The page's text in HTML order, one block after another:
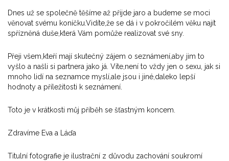
Dnes už se společně těšíme až přijde jaro a budeme se moci
věnovat svému koníčku.Vidíte,že se dá i v pokročilém věku najít
spřízněná duše,která Vám pomůže realizovat své sny.
Přeji všem,kteří mají skutečný zájem o seznámení,aby jim to
vyšlo a našli si partnera jako já. Víte,není to vždy jen o sexu, jak si
mnoho lidí na seznamce myslí,ale jsou i jiné,daleko lepší
hodnoty a příležitosti k seznámení.
Toto je v krátkosti můj příběh se šťastným koncem.
Zdravíme Eva a Láďa
Titulní fotografie je ilustrační z důvodu zachování soukromí